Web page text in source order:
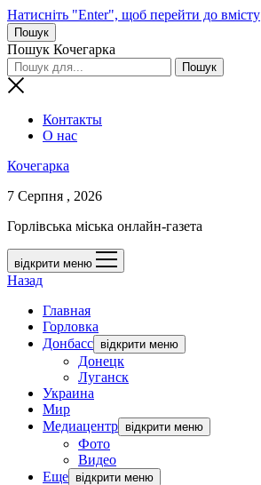
Натисніть "Enter", щоб перейти до вмісту
Пошук
Пошук Кочегарка
Контакты
О нас
Кочегарка
7 Серпня , 2026
Горлівська міська онлайн-газета
відкрити меню
Назад
Главная
Горловка
Донбасс відкрити меню
Донецк
Луганск
Украина
Мир
Медиацентр відкрити меню
Фото
Видео
Еще відкрити меню